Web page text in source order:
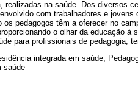
realizadas na saúde. Dos diversos
com trabalhadores e
os pedagogos têm a oferecer no
o olhar da educação
para profissionais de pedagogia,
integrada em saúde;
saúde